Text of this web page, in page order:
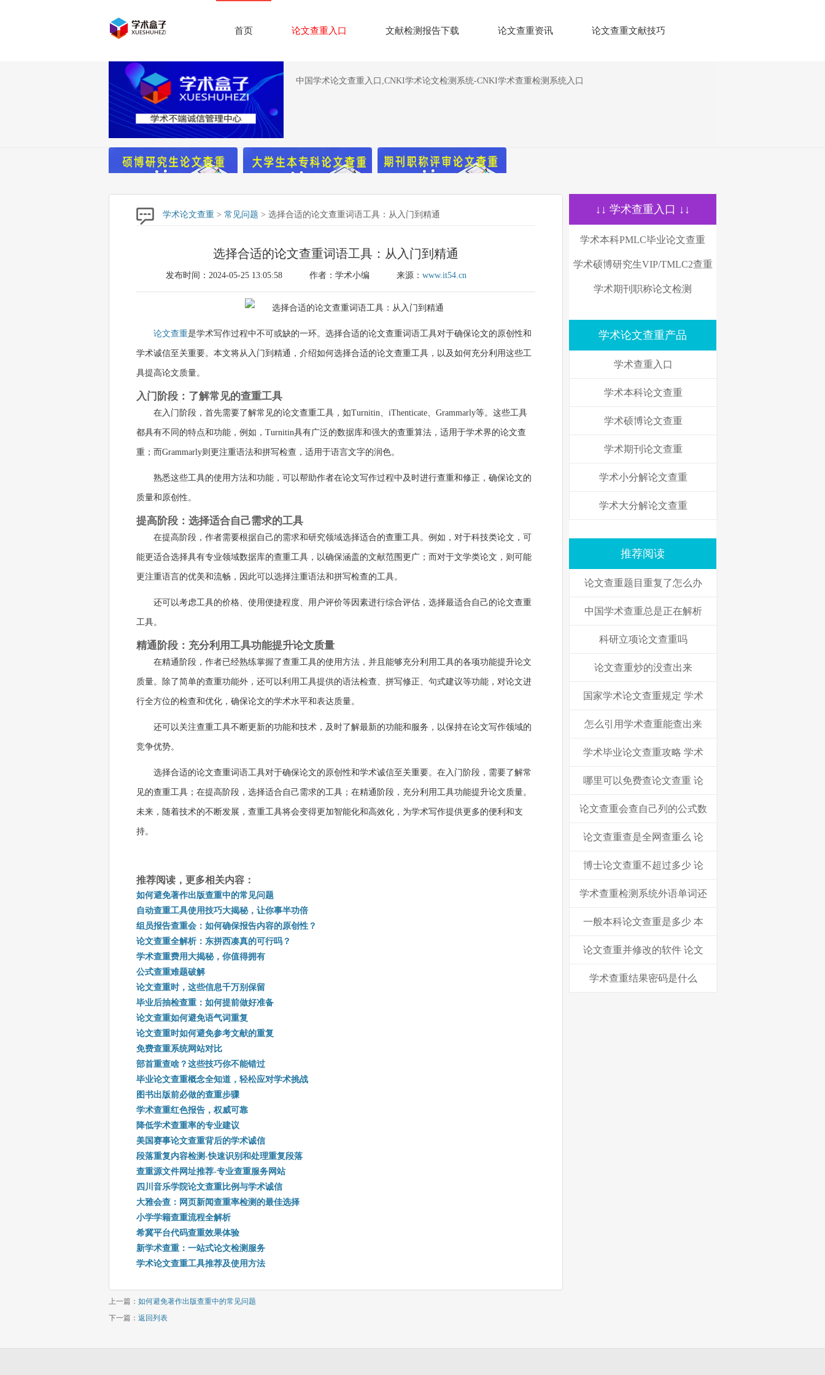
首页 论文查重入口 文献检测报告下载 论文查重资讯 论文查重文献技巧
中国学术论文查重入口,CNKI学术论文检测系统-CNKI学术查重检测系统入口
学术论文查重 > 常见问题 > 选择合适的论文查重词语工具：从入门到精通
选择合适的论文查重词语工具：从入门到精通
发布时间：2024-05-25 13:05:58 作者：学术小编 来源： www.it54.cn
论文查重是学术写作过程中不可或缺的一环。选择合适的论文查重词语工具对于确保论文的原创性和
学术诚信至关重要。本文将从入门到精通，介绍如何选择合适的论文查重工具，以及如何充分利用这些工
具提高论文质量。
入门阶段：了解常见的查重工具
在入门阶段，首先需要了解常见的论文查重工具，如Turnitin、iThenticate、Grammarly等。这些工具
都具有不同的特点和功能，例如，Turnitin具有广泛的数据库和强大的查重算法，适用于学术界的论文查
重；而Grammarly则更注重语法和拼写检查，适用于语言文字的润色。
熟悉这些工具的使用方法和功能，可以帮助作者在论文写作过程中及时进行查重和修正，确保论文的
质量和原创性。
提高阶段：选择适合自己需求的工具
在提高阶段，作者需要根据自己的需求和研究领域选择适合的查重工具。例如，对于科技类论文，可
能更适合选择具有专业领域数据库的查重工具，以确保涵盖的文献范围更广；而对于文学类论文，则可能
更注重语言的优美和流畅，因此可以选择注重语法和拼写检查的工具。
还可以考虑工具的价格、使用便捷程度、用户评价等因素进行综合评估，选择最适合自己的论文查重
工具。
精通阶段：充分利用工具功能提升论文质量
在精通阶段，作者已经熟练掌握了查重工具的使用方法，并且能够充分利用工具的各项功能提升论文
质量。除了简单的查重功能外，还可以利用工具提供的语法检查、拼写修正、句式建议等功能，对论文进
行全方位的检查和优化，确保论文的学术水平和表达质量。
还可以关注查重工具不断更新的功能和技术，及时了解最新的功能和服务，以保持在论文写作领域的
竞争优势。
选择合适的论文查重词语工具对于确保论文的原创性和学术诚信至关重要。在入门阶段，需要了解常
见的查重工具；在提高阶段，选择适合自己需求的工具；在精通阶段，充分利用工具功能提升论文质量。
未来，随着技术的不断发展，查重工具将会变得更加智能化和高效化，为学术写作提供更多的便利和支
持。
推荐阅读，更多相关内容：
如何避免著作出版查重中的常见问题
自动查重工具使用技巧大揭秘，让你事半功倍
组员报告查重会：如何确保报告内容的原创性？
论文查重全解析：东拼西凑真的可行吗？
学术查重费用大揭秘，你值得拥有
公式查重难题破解
论文查重时，这些信息千万别保留
毕业后抽检查重：如何提前做好准备
论文查重如何避免语气词重复
论文查重时如何避免参考文献的重复
免费查重系统网站对比
部首重查啥？这些技巧你不能错过
毕业论文查重概念全知道，轻松应对学术挑战
图书出版前必做的查重步骤
学术查重红色报告，权威可靠
降低学术查重率的专业建议
美国赛事论文查重背后的学术诚信
段落重复内容检测-快速识别和处理重复段落
查重源文件网址推荐-专业查重服务网站
四川音乐学院论文查重比例与学术诚信
大雅会查：网页新闻查重率检测的最佳选择
小学学籍查重流程全解析
希冀平台代码查重效果体验
新学术查重：一站式论文检测服务
学术论文查重工具推荐及使用方法
上一篇： 如何避免著作出版查重中的常见问题
下一篇： 返回列表
↓↓ 学术查重入口 ↓↓
学术本科PMLC毕业论文查重
学术硕博研究生VIP/TMLC2查重
学术期刊职称论文检测
学术论文查重产品
学术查重入口
学术本科论文查重
学术硕博论文查重
学术期刊论文查重
学术小分解论文查重
学术大分解论文查重
推荐阅读
论文查重题目重复了怎么办
中国学术查重总是正在解析
科研立项论文查重吗
论文查重炒的没查出来
国家学术论文查重规定 学术
怎么引用学术查重能查出来
学术毕业论文查重攻略 学术
哪里可以免费查论文查重 论
论文查重会查自己列的公式数
论文查重查是全网查重么 论
博士论文查重不超过多少 论
学术查重检测系统外语单词还
一般本科论文查重是多少 本
论文查重并修改的软件 论文
学术查重结果密码是什么